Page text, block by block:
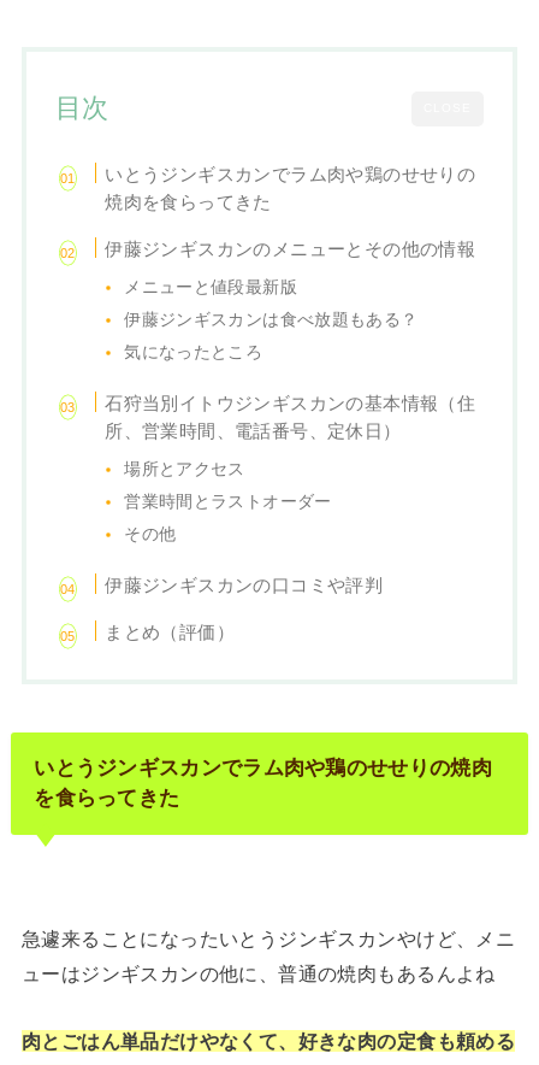
目次
いとうジンギスカンでラム肉や鶏のせせりの
焼肉を食らってきた
伊藤ジンギスカンのメニューとその他の情報
メニューと値段最新版
伊藤ジンギスカンは食べ放題もある？
気になったところ
石狩当別イトウジンギスカンの基本情報（住
所、営業時間、電話番号、定休日）
場所とアクセス
営業時間とラストオーダー
その他
伊藤ジンギスカンの口コミや評判
まとめ（評価）
いとうジンギスカンでラム肉や鶏のせせりの焼肉
を食らってきた
急遽来ることになったいとうジンギスカンやけど、メニ
ューはジンギスカンの他に、普通の焼肉もあるんよね
肉とごはん単品だけやなくて、好きな肉の定食も頼める